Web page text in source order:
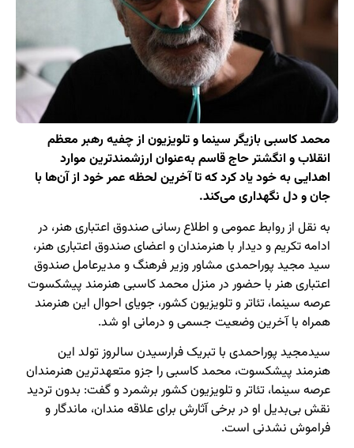
محمد کاسبی بازیگر سینما و تلویزیون از چفیه رهبر معظم
انقلاب و انگشتر حاج قاسم به‌عنوان ارزشمندترین موارد
اهدایی به خود یاد کرد که تا آخرین لحظه عمر خود از آن‌ها با
جان و دل نگهداری می‌کند.
به نقل از روابط عمومی و اطلاع رسانی صندوق اعتباری هنر، در
ادامه تکریم و دیدار با هنرمندان و اعضای صندوق اعتباری هنر،
سید مجید پوراحمدی مشاور وزیر فرهنگ و مدیرعامل صندوق
اعتباری هنر با حضور در منزل محمد کاسبی هنرمند پیشکسوت
عرصه سینما، تئاتر و تلویزیون کشور، جویای احوال این هنرمند
همراه با آخرین وضعیت جسمی و درمانی او شد.
سیدمجید پوراحمدی با تبریک فرارسیدن سالروز تولد این
هنرمند پیشکسوت، محمد کاسبی را جزو متعهدترین هنرمندان
عرصه سینما، تئاتر و تلویزیون کشور برشمرد و گفت: بدون تردید
نقش بی‌بدیل او در برخی آثارش برای علاقه مندان، ماندگار و
فراموش نشدنی است.